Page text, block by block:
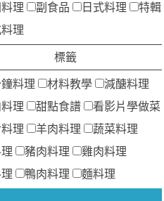
理 副食品 日式料理
特輯
理
標籤
料理 材料教學
減醣料理
理
甜點食譜
看影片學做菜
理
羊肉料理
蔬菜料理
豬肉料理
雞肉料理
鴨肉料理 麵料理